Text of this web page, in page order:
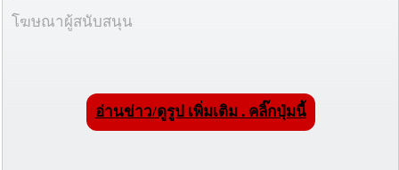
โฆษณาผู้สนับสนุน
อ่านข่าว/ดูรูป เพิ่มเติม . คลิ๊กปุ่มนี้